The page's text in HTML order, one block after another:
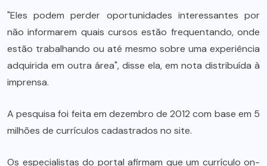
"Eles podem perder oportunidades interessantes por
não informarem quais cursos estão frequentando, onde
estão trabalhando ou até mesmo sobre uma experiência
adquirida em outra área", disse ela, em nota distribuída à
imprensa.
A pesquisa foi feita em dezembro de 2012 com base em 5
milhões de currículos cadastrados no site.
Os especialistas do portal afirmam que um currículo on-